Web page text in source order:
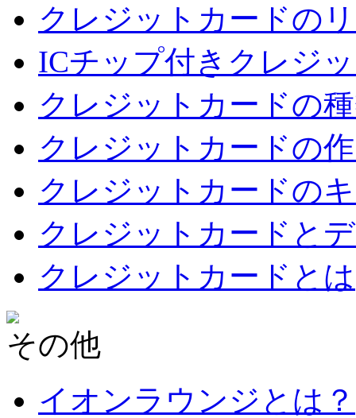
クレジットカードの
ICチップ付きクレジ
クレジットカードの
クレジットカードの
クレジットカードの
クレジットカードと
クレジットカードとは
その他
イオンラウンジとは？